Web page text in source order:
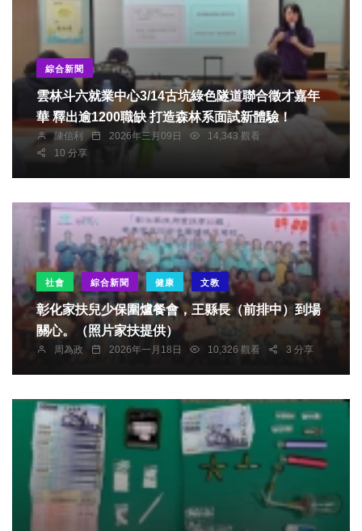
綜合新聞
雲林斗六就業中心3/14古坑綠色隧道聯合徵才嘉年
華 釋出逾1200職缺 打造森林系面試新體驗！
陳信利 2026年三月09日
14,343 觀看
10 分享
社會 綜合新聞 健康 文教
彰化家扶兒少保圍爐餐會，王縣長（前排中）到場
關心。（照片家扶提供）
周為政 2026年一月18日 10,326 觀看 3 分享